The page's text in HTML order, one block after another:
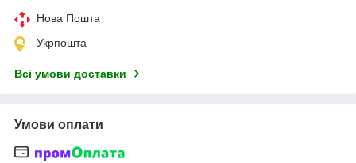
Нова Пошта
Укрпошта
Всі умови доставки
Умови оплати